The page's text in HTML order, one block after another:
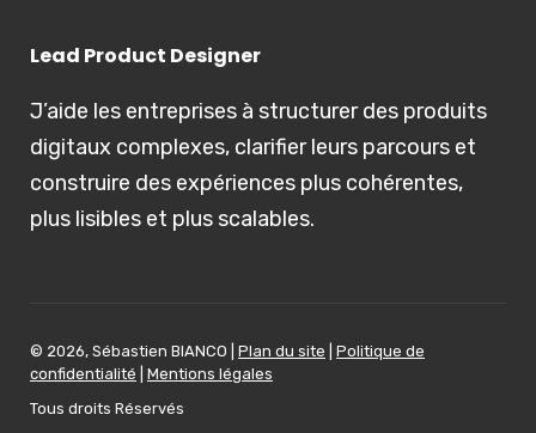
Lead Product Designer
J’aide les entreprises à structurer des produits
digitaux complexes, clarifier leurs parcours et
construire des expériences plus cohérentes,
plus lisibles et plus scalables.
© 2026, Sébastien BIANCO | Plan du site
Politique de
confidentialité
Mentions légales
Tous droits Réservés